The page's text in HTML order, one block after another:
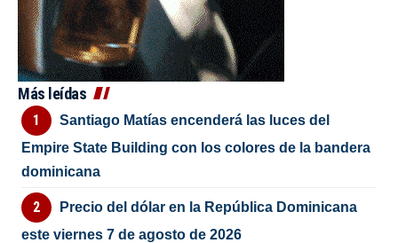
Más leídas
Santiago Matías encenderá las luces del
Empire State Building con los colores de la bandera
dominicana
Precio del dólar en la República Dominicana
este viernes 7 de agosto de 2026